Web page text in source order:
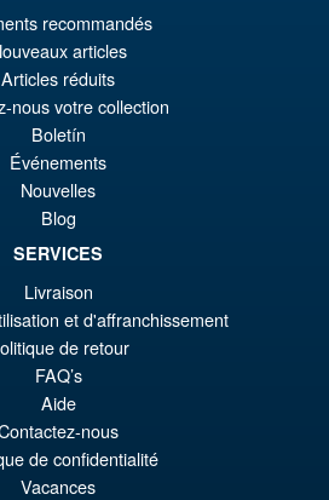
recommandés
articles
Articles réduits
nous votre collection
Boletín
Événements
Nouvelles
Blog
SERVICES
Livraison
et d'affranchissement
de retour
FAQ’s
Aide
nous
de confidentialité
Vacances